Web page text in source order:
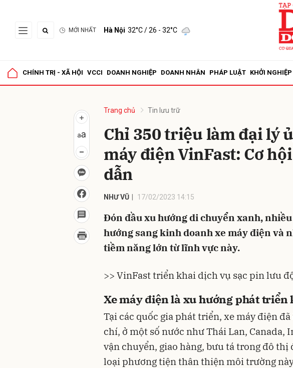
MỚI NHẤT Hà Nội 32°C/ 26 - 32°C
CHÍNH TRỊ - XÃ HỘI VCCI DOANH NGHIỆP DOANH NHÂN PHÁP LUẬT KHỞI NGHIỆP
Trang chủ Tin lưu trữ
Chỉ 350 triệu làm đại lý
máy điện VinFast: Cơ
dẫn
NHƯ VŨ 17/02/2023 14:15
Đón đầu xu hướng di chuyển xanh,
hướng sang kinh doanh xe máy điện và
tiềm năng lớn từ lĩnh vực này.
>> VinFast triển khai dịch vụ sạc pin lưu
Xe máy điện là xu hướng phát triển
Tại các quốc gia phát triển, xe máy điện
chí, ở một số nước như Thái Lan, Canada,
vận chuyển, giao hàng, bưu tá trong đô thị
loại phương tiện thân thiện môi trường